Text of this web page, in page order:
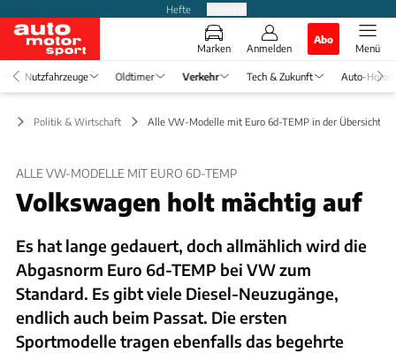
Hefte
Marken Anmelden
Abo
Menü
Nutzfahrzeuge Oldtimer Verkehr Tech & Zukunft Auto-
Politik & Wirtschaft Alle VW-Modelle mit Euro 6d-TEMP in der Übersicht
ALLE VW-MODELLE MIT EURO 6D-TEMP
Volkswagen holt mächtig auf
Es hat lange gedauert, doch allmählich wird die
Abgasnorm Euro 6d-TEMP bei VW zum
Standard. Es gibt viele Diesel-Neuzugänge,
endlich auch beim Passat. Die ersten
Sportmodelle tragen ebenfalls das begehrte